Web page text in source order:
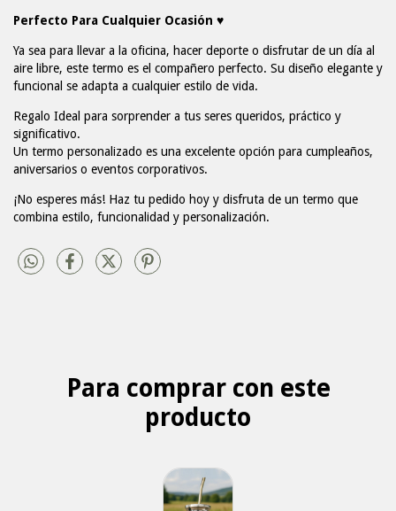
Perfecto Para Cualquier Ocasión ♥
Ya sea para llevar a la oficina, hacer deporte o disfrutar de un día al
aire libre, este termo es el compañero perfecto. Su diseño elegante y
funcional se adapta a cualquier estilo de vida.
Regalo Ideal para sorprender a tus seres queridos, práctico y
significativo.
Un termo personalizado es una excelente opción para cumpleaños,
aniversarios o eventos corporativos.
¡No esperes más! Haz tu pedido hoy y disfruta de un termo que
combina estilo, funcionalidad y personalización.
Para comprar con este
producto